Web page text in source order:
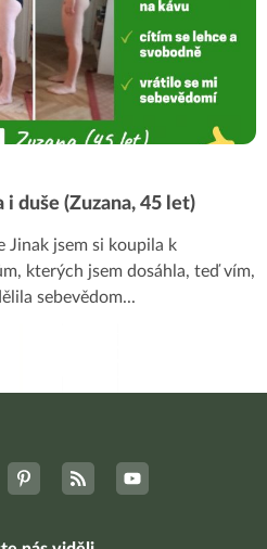
duše (Zuzana, 45 let)
Jinak jsem si koupila k
kterých jsem dosáhla, teď vím,
sebevědom...